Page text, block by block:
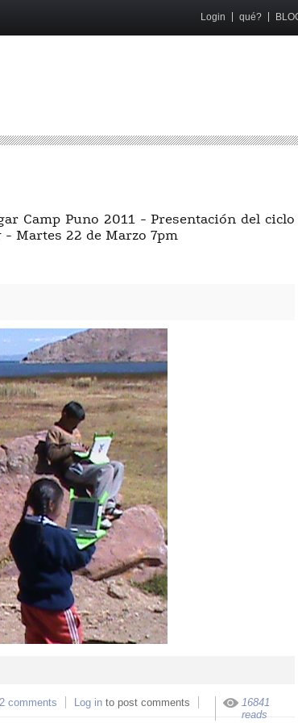
Login qué?
Camp Puno 2011 - Presentación del ciclo
Martes 22 de Marzo 7pm
Shinanti Digital, Amtawi digital, y Sugar Camp Puno 2011
del ciclo y charla introductoria con neokinok.tv
2 comments Log in to post comments
16841
reads